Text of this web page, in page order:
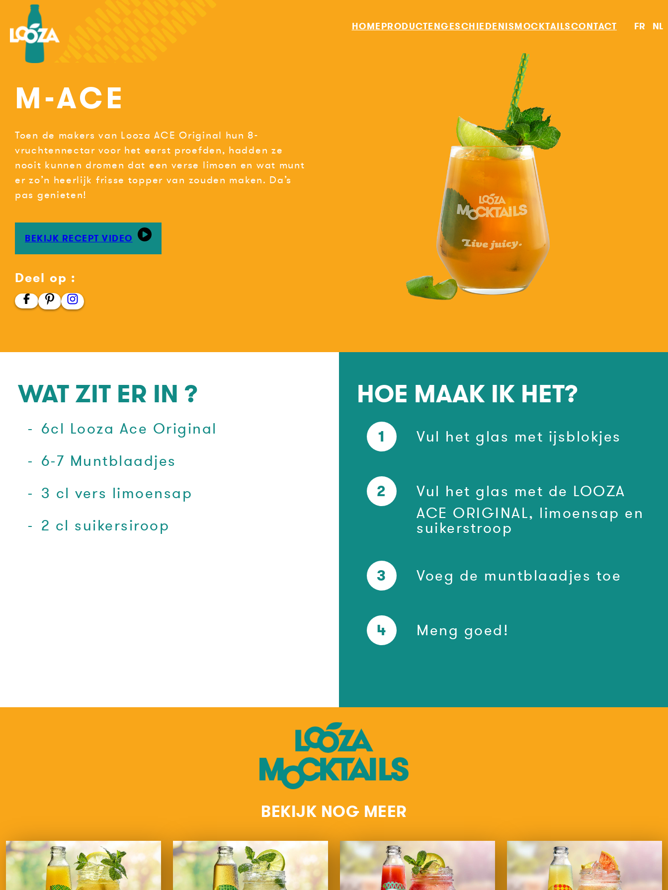
inhoud
HOMEPRODUCTENGESCHIEDENISMOCKTAILSCONTACT FR NL
M-ACE
Toen de makers van Looza ACE Original hun 8-
vruchtennectar voor het eerst proefden, hadden ze
nooit kunnen dromen dat een verse limoen en wat munt
er zo’n heerlijk frisse topper van zouden maken. Da’s
pas genieten!
BEKIJK RECEPT VIDEO
Deel op :
WAT ZIT ER IN ?
6cl Looza Ace Original
6-7 Muntblaadjes
3 cl vers limoensap
2 cl suikersiroop
HOE MAAK IK HET?
1 Vul het glas met ijsblokjes
2
Vul het glas met de LOOZA
ACE ORIGINAL, limoensap en
suikerstroop
3 Voeg de muntblaadjes toe
4 Meng goed!
BEKIJK NOG MEER